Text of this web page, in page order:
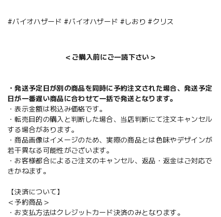
#バイオハザード #バイオハザード #しおり #クリス
＜ご購入前にご一読下さい＞
・発送予定日が別の商品を同時に予約注文された場合、発送予定
日が一番遅い商品に合わせて一括で発送となります。
・表示金額は税込み価格です。
・転売目的の購入と判断した場合、当店判断にて注文キャンセル
する場合があります。
・商品画像はイメージのため、実際の商品とは色味やデザインが
若干異なる可能性がございます。
・お客様都合によるご注文のキャンセル、返品・返金はご対応で
きかねます。
【決済について】
＜予約商品＞
・お支払方法はクレジットカード決済のみとなります。